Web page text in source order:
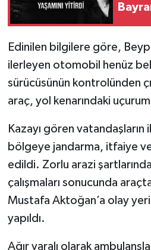
Edinilen bilgilere göre,
ilerleyen otomobil henüz
sürücüsünün kontrolünden
araç, yol kenarındaki
Kazayı gören vatandaşların
bölgeye jandarma, itfaiye
edildi. Zorlu arazi
çalışmaları sonucunda
Mustafa Aktoğan’a olay
yapıldı.
Ağır yaralı olarak